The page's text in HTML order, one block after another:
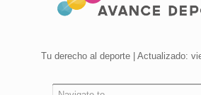
Tu derecho al deporte | Actualizado: